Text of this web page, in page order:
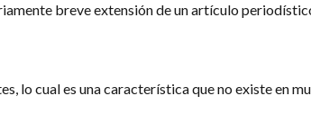
breve extensión de un artículo
lo cual es una característica que no existe en